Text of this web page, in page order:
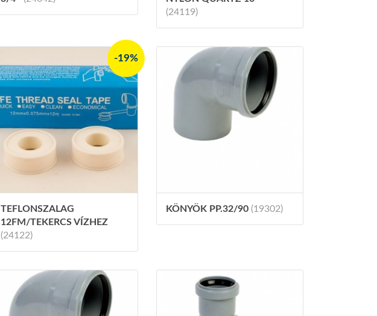
(24119)
-19%
TEFLONSZALAG
12FM/TEKERCS VÍZHEZ
(24122)
KÖNYÖK PP.32/90 (19302)